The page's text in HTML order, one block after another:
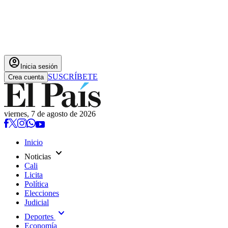
account_circle Inicia sesión
Crea cuenta SUSCRÍBETE
viernes, 7 de agosto de 2026
Inicio
Noticias expand_more
Cali
Licita
Política
Elecciones
Judicial
Deportes expand_more
Economía